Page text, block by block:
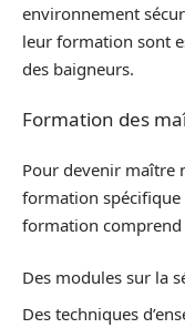
environnement
leur formation sont
des baigneurs.
Formation des
Pour devenir maître
formation spécifique
formation comprend
Des modules sur la
Des techniques